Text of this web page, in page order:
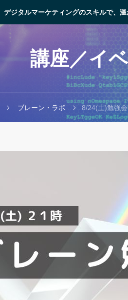
デジタルマーケティングのスキルで、
講座／イ
ブレーン・ラボ 8/24(土)勉強会：①AI時代